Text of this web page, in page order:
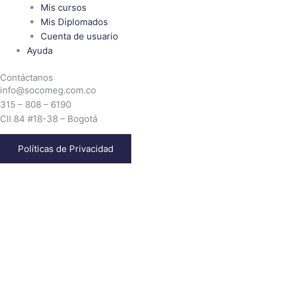
Mis cursos
Mis Diplomados
Cuenta de usuario
Ayuda
Contáctanos
info@socomeg.com.co
315 – 808 – 6190
Cll 84 #18-38 – Bogotá
Políticas de Privacidad